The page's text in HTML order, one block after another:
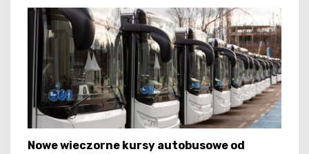
Nowe wieczorne kursy autobusowe od